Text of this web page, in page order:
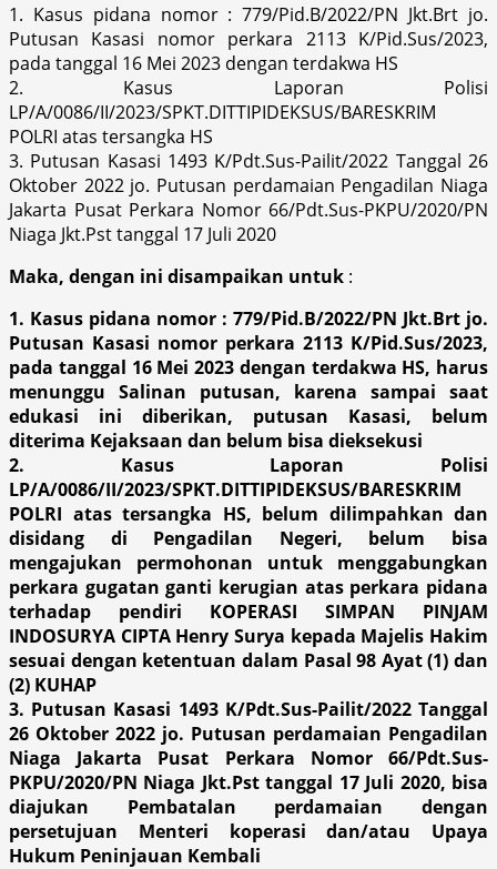
1. Kasus pidana nomor : 779/Pid.B/2022/PN Jkt.Brt jo.
Putusan Kasasi nomor perkara 2113 K/Pid.Sus/2023,
pada tanggal 16 Mei 2023 dengan terdakwa HS
2. Kasus Laporan Polisi
LP/A/0086/II/2023/SPKT.DITTIPIDEKSUS/BARESKRIM
POLRI atas tersangka HS
3. Putusan Kasasi 1493 K/Pdt.Sus-Pailit/2022 Tanggal 26
Oktober 2022 jo. Putusan perdamaian Pengadilan Niaga
Jakarta Pusat Perkara Nomor 66/Pdt.Sus-PKPU/2020/PN
Niaga Jkt.Pst tanggal 17 Juli 2020
Maka, dengan ini disampaikan untuk :
1. Kasus pidana nomor : 779/Pid.B/2022/PN Jkt.Brt jo.
Putusan Kasasi nomor perkara 2113 K/Pid.Sus/2023,
pada tanggal 16 Mei 2023 dengan terdakwa HS, harus
menunggu Salinan putusan, karena sampai saat
edukasi ini diberikan, putusan Kasasi, belum
diterima Kejaksaan dan belum bisa dieksekusi
2. Kasus Laporan Polisi
LP/A/0086/II/2023/SPKT.DITTIPIDEKSUS/BARESKRIM
POLRI atas tersangka HS, belum dilimpahkan dan
disidang di Pengadilan Negeri, belum bisa
mengajukan permohonan untuk menggabungkan
perkara gugatan ganti kerugian atas perkara pidana
terhadap pendiri KOPERASI SIMPAN PINJAM
INDOSURYA CIPTA Henry Surya kepada Majelis Hakim
sesuai dengan ketentuan dalam Pasal 98 Ayat (1) dan
(2) KUHAP
3. Putusan Kasasi 1493 K/Pdt.Sus-Pailit/2022 Tanggal
26 Oktober 2022 jo. Putusan perdamaian Pengadilan
Niaga Jakarta Pusat Perkara Nomor 66/Pdt.Sus-
PKPU/2020/PN Niaga Jkt.Pst tanggal 17 Juli 2020, bisa
diajukan Pembatalan perdamaian dengan
persetujuan Menteri koperasi dan/atau Upaya
Hukum Peninjauan Kembali